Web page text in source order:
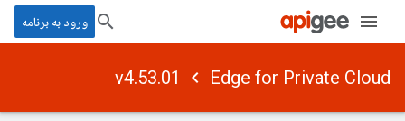
ورود به برنامه
Edge for Private Cloud
v4.53.01